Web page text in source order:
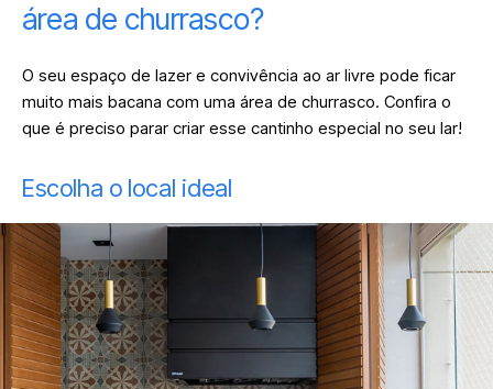
área de churrasco?
O seu espaço de lazer e convivência ao ar livre pode ficar
muito mais bacana com uma área de churrasco. Confira o
que é preciso parar criar esse cantinho especial no seu lar!
Escolha o local ideal